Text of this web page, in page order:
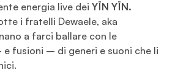
energia live dei YĪN YĪN.
i fratelli Dewaele, aka
a farci ballare con le
fusioni – di generi e suoni che li